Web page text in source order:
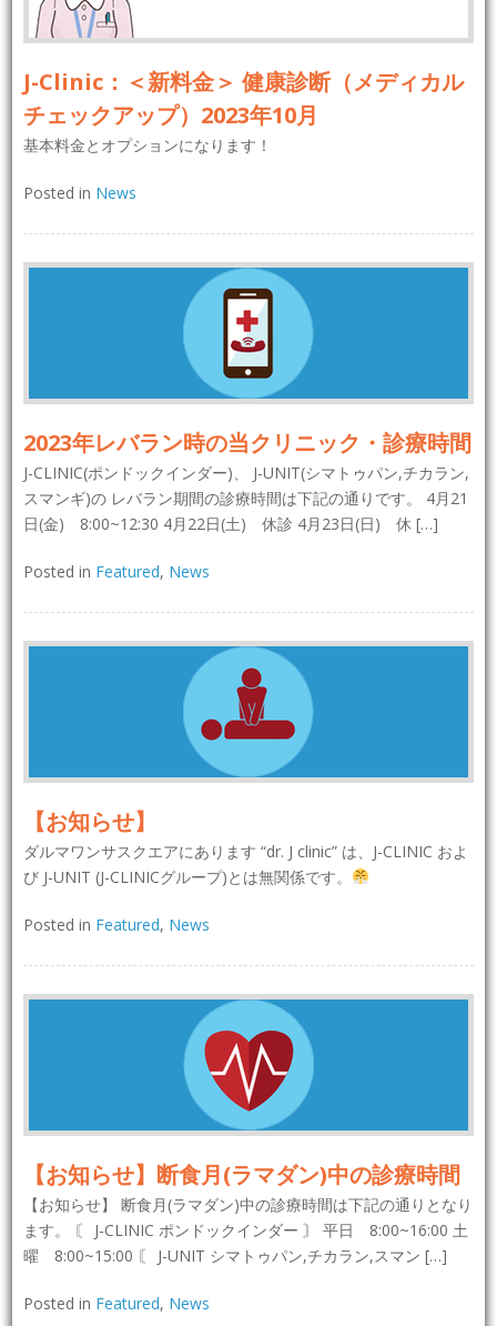
J-Clinic：＜新料金＞ 健康診断（メディカル
チェックアップ）2023年10月
基本料金とオプションになります！
Posted in News
2023年レバラン時の当クリニック・診療時間
J-CLINIC(ポンドックインダー)、 J-UNIT(シマトゥパン,チカラン,
スマンギ)の レバラン期間の診療時間は下記の通りです。 4月21
日(金) 8:00~12:30 4月22日(土) 休診 4月23日(日) 休 […]
Posted in Featured, News
【お知らせ】
ダルマワンサスクエアにあります “dr. J clinic” は、J-CLINIC およ
び J-UNIT (J-CLINICグループ)とは無関係です。
Posted in Featured, News
【お知らせ】断食月(ラマダン)中の診療時間
【お知らせ】 断食月(ラマダン)中の診療時間は下記の通りとなり
ます。 〘 J-CLINIC ポンドックインダー 〙 平日 8:00~16:00 土
曜 8:00~15:00 〘 J-UNIT シマトゥパン,チカラン,スマン […]
Posted in Featured, News